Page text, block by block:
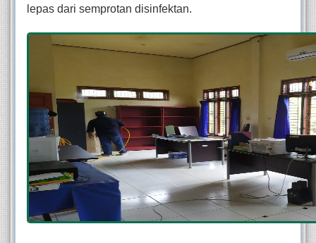
lepas dari semprotan disinfektan.